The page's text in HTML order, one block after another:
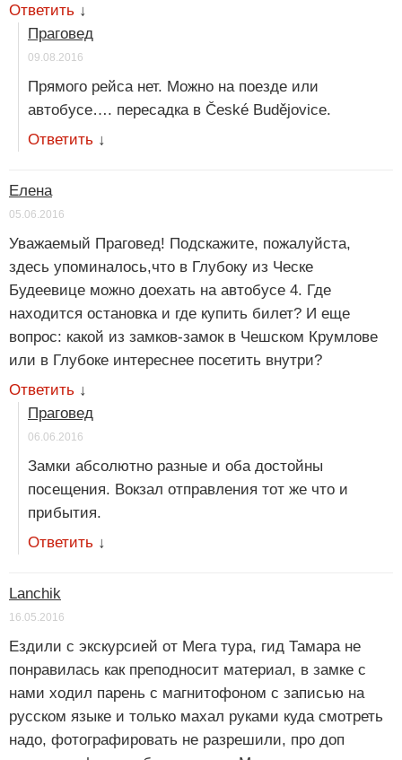
Ответить ↓
Праговед
09.08.2016
Прямого рейса нет. Можно на поезде или
автобусе…. пересадка в České Budějovice.
Ответить ↓
Елена
05.06.2016
Уважаемый Праговед! Подскажите, пожалуйста,
здесь упоминалось,что в Глубоку из Ческе
Будеевице можно доехать на автобусе 4. Где
находится остановка и где купить билет? И еще
вопрос: какой из замков-замок в Чешском Крумлове
или в Глубоке интереснее посетить внутри?
Ответить ↓
Праговед
06.06.2016
Замки абсолютно разные и оба достойны
посещения. Вокзал отправления тот же что и
прибытия.
Ответить ↓
Lanchik
16.05.2016
Ездили с экскурсией от Мега тура, гид Тамара не
понравилась как преподносит материал, в замке с
нами ходил парень с магнитофоном с записью на
русском языке и только махал руками куда смотреть
надо, фотографировать не разрешили, про доп